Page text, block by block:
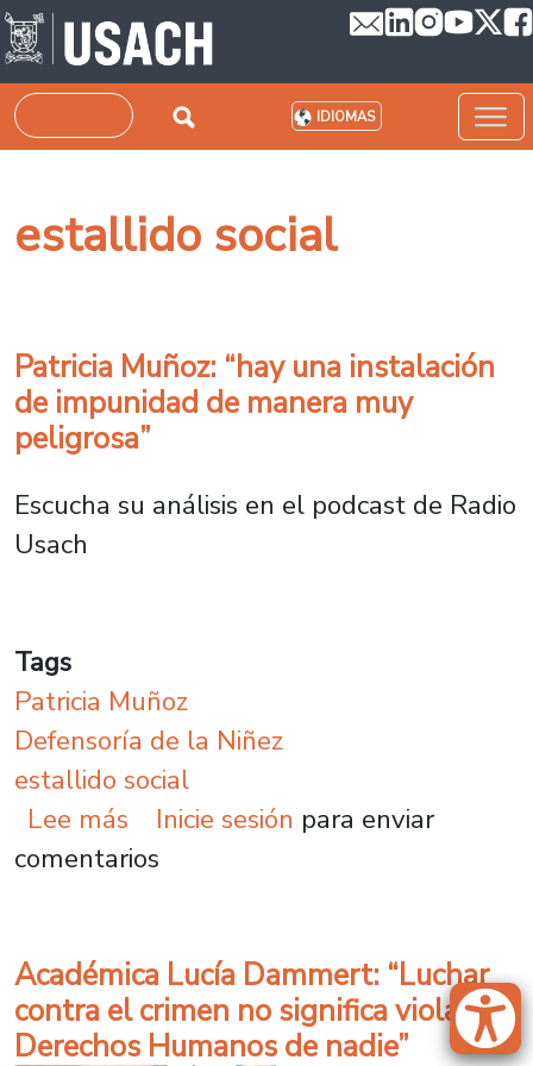
Pasar al contenido principal
Buscar IDIOMAS
estallido social
Patricia Muñoz: “hay una instalación
de impunidad de manera muy
peligrosa”
Escucha su análisis en el podcast de Radio
Usach
Tags
Patricia Muñoz
Defensoría de la Niñez
estallido social
Lee más sobre Patricia Muñoz: “hay una
Inicie sesión para enviar
comentarios
Académica Lucía Dammert: “Luchar
contra el crimen no significa violar los
Derechos Humanos de nadie”